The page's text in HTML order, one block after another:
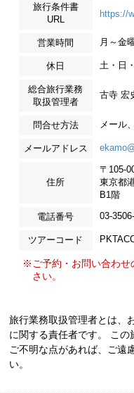
旅行条件書
URL
https://
営業時間 月～金
休日 土・日
総合旅行業務
取扱管理者
古寺 宏
問合せ方法 メール
メールアドレス
住所
〒105-
東京都
B1階
電話番号 03-
ツアーコード
※ご予約・お問い合わせ
さい。
旅行業務取扱管理者とは、
に関する責任者です。 こ
ご不明な点があれば、ご遠
い。